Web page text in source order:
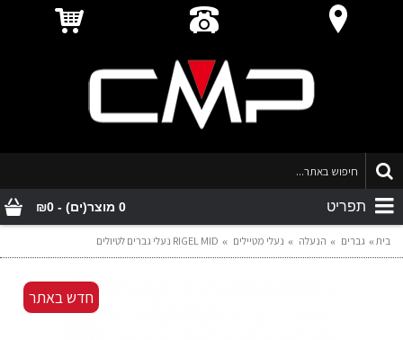
0 מוצר(ים) - ₪0 תפריט
בית גברים הנעלה נעלי מטיילים RIGEL MID נעלי גברים לטיולים
חדש באתר